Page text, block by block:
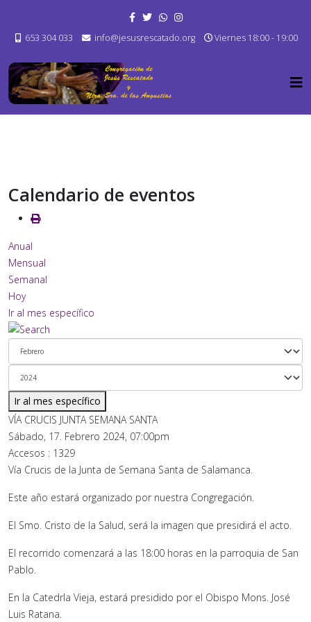
653 304 033 info@jesusrescatado.org Viernes 18:00 - 19:00
Calendario de eventos
Anual
Mensual
Semanal
Hoy
Ir al mes específico
Ir al mes específico
VÍA CRUCIS JUNTA SEMANA SANTA
Sábado, 17. Febrero 2024, 07:00pm
Accesos : 1329
Vía Crucis de la Junta de Semana Santa de Salamanca.
Este año estará organizado por nuestra Congregación.
El Smo. Cristo de la Salud, será la imagen que presidirá el acto.
El recorrido comenzará a las 18:00 horas en la parroquia de San
Pablo.
En la Catedrla Vieja, estará presidido por el Obispo Mons. José
Luis Ratana.